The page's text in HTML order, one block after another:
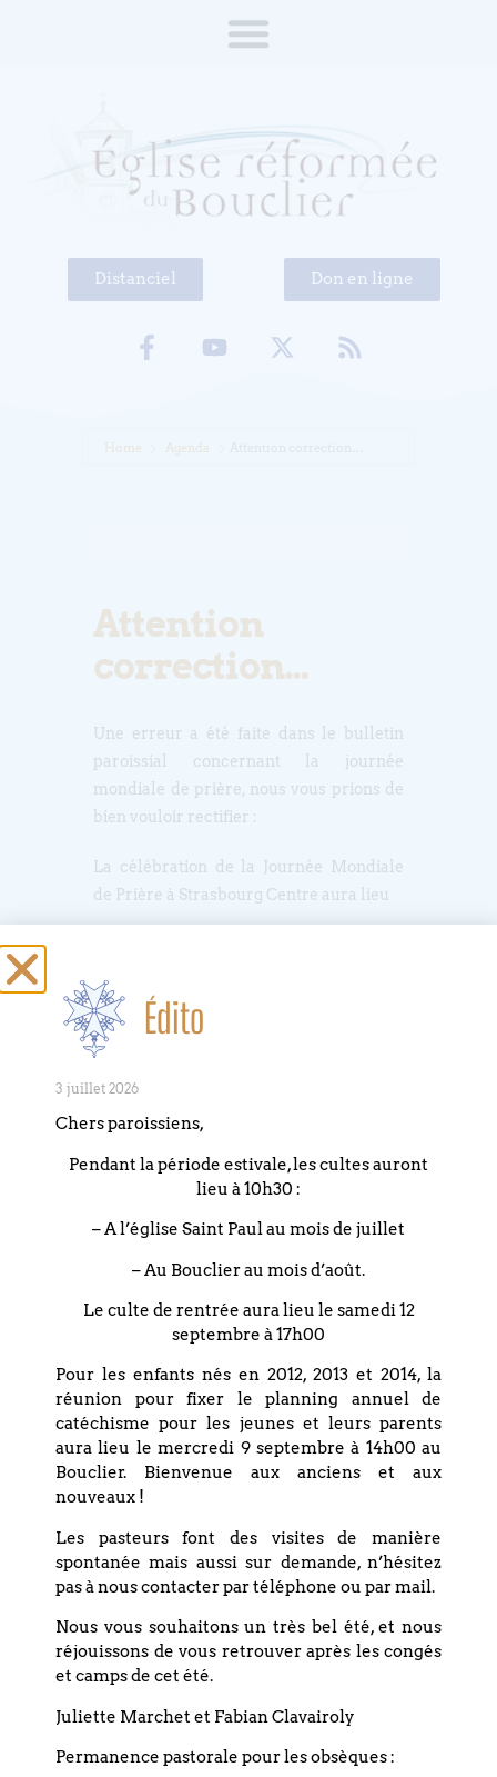
Distanciel Don en ligne
Home Agenda
Attention
correction…
Une erreur a été faite dans le bulletin
paroissial concernant la journée
mondiale de prière, nous vous prions de
bien vouloir rectifier :
La célébration de la Journée Mondiale
de Prière à Strasbourg Centre aura lieu
dans la salle de l’Armée du Salut, 5 rue
de la Chaîne à Strasbourg
PARTAGEZ CET
ÉVÉNEMENT
Étiquettes : OUVERTURE
Suivant
Laisser un commentaire
Vous devezvous connecterpour
publier un commentaire.
Édito
3 juillet 2026
Chers paroissiens,
Pendant la période estivale, les cultes auront
lieu à 10h30 :
– A l’église Saint Paul au mois de juillet
– Au Bouclier au mois d’août.
Le culte de rentrée aura lieu le samedi 12
septembre à 17h00
Pour les enfants nés en 2012, 2013 et 2014, la
réunion pour fixer le planning annuel de
catéchisme pour les jeunes et leurs parents
aura lieu le mercredi 9 septembre à 14h00 au
Bouclier. Bienvenue aux anciens et aux
nouveaux !
Les pasteurs font des visites de manière
spontanée mais aussi sur demande, n’hésitez
pas à nous contacter par téléphone ou par mail.
Nous vous souhaitons un très bel été, et nous
réjouissons de vous retrouver après les congés
et camps de cet été.
Juliette Marchet et Fabian Clavairoly
Permanence pastorale pour les obsèques :